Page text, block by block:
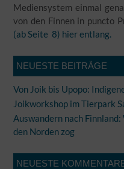
Mediensystem einmal
von den Finnen in puncto
(ab Seite 8) hier entlang.
NEUESTE BEITRÄGE
Von Joik bis Upopo:
Joikworkshop im Tierpark
Auswandern nach
den Norden zog
NEUESTE